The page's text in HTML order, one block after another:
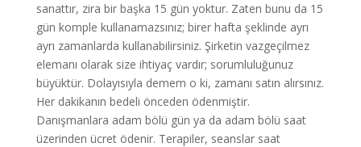
sanattır, zira bir başka 15 gün yoktur. Zaten bunu da 15
gün komple kullanamazsınız; birer hafta şeklinde ayrı
ayrı zamanlarda kullanabilirsiniz. Şirketin vazgeçilmez
elemanı olarak size ihtiyaç vardır; sorumluluğunuz
büyüktür. Dolayısıyla demem o ki, zamanı satın alırsınız.
Her dakikanın bedeli önceden ödenmiştir.
Danışmanlara adam bölü gün ya da adam bölü saat
üzerinden ücret ödenir. Terapiler, seanslar saat